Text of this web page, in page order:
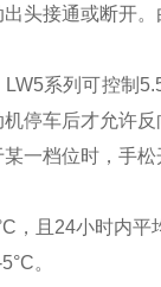
头接通或断开
系列可控制
停车后才允许
一档位时，手
，且24小时内平
。